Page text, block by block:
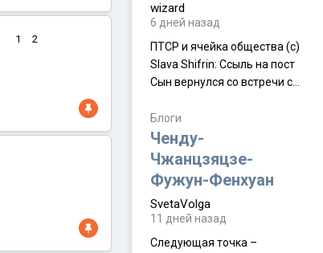
1
2
wizard
6 дней назад
ПТСР и ячейка общества (с)
Slava Shifrin: Ссыль на пост
Сын вернулся со встречи с
уже, как демобилизовались,
а продолжают встречаться
почти каждую неделю) и с
порога сообщил: "Эйтан
разводится!" Эйтан -
мальчик из религиозной
семьи, из тех, кого называют
"вязаные кипы". С 2022-го
Блоги
Ченду-
Чжанцзяцзе-
Фужун-Фенхуан
SvetaVolga
11 дней назад
Следующая точка –